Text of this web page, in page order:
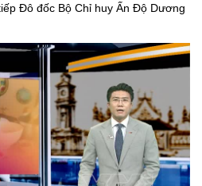
Đô đốc Bộ Chỉ huy Ấn Độ Dương